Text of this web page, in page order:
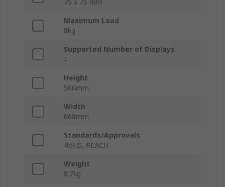
75 x 75 mm
Maximum Load
8kg
Supported Number of Displays
1
Height
500mm
Width
668mm
Standards/Approvals
RoHS, REACH
Weight
8.7kg